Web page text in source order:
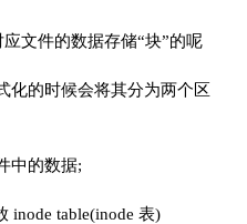
文件的数据存储“块”的呢
化的时候会将其分为两个区
中的数据;
inode table(inode 表)